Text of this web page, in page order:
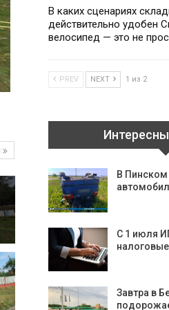
В каких сценариях
действительно удобен
велосипед — это не
PREV NEXT 1 из 2
В Пинском
С 1 июля
Завтра в